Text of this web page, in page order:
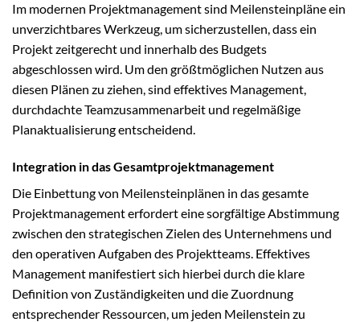
Im modernen Projektmanagement sind Meilensteinpläne ein
unverzichtbares Werkzeug, um sicherzustellen, dass ein
Projekt zeitgerecht und innerhalb des Budgets
abgeschlossen wird. Um den größtmöglichen Nutzen aus
diesen Plänen zu ziehen, sind effektives Management,
durchdachte Teamzusammenarbeit und regelmäßige
Planaktualisierung entscheidend.
Integration in das Gesamtprojektmanagement
Die Einbettung von Meilensteinplänen in das gesamte
Projektmanagement erfordert eine sorgfältige Abstimmung
zwischen den strategischen Zielen des Unternehmens und
den operativen Aufgaben des Projektteams. Effektives
Management manifestiert sich hierbei durch die klare
Definition von Zuständigkeiten und die Zuordnung
entsprechender Ressourcen, um jeden Meilenstein zu